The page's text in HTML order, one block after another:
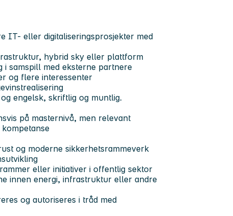
IT- eller digitaliseringsprosjekter med
hybrid sky eller plattform
samspill med eksterne partnere
og flere interessenter
engelsk, skriftlig og muntlig.
på masternivå, men relevant
og moderne sikkerhetsrammeverk
eller initiativer i offentlig sektor
innen energi, infrastruktur eller andre
og autoriseres i tråd med